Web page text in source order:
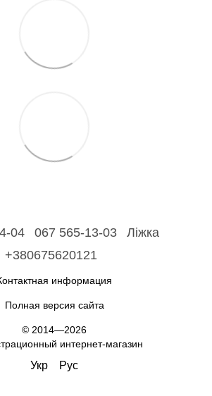
04 067 565-13-03
Ліжка
+380675620121
информация
Полная версия сайта
© 2014—2026
интернет-магазин
Укр Рус